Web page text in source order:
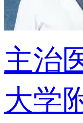
主治
大学